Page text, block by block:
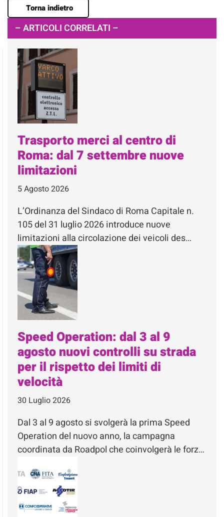
Torna indietro
– ARTICOLI CORRELATI –
Trasporto merci al centro di
Roma: dal 7 settembre nuove
limitazioni
5 Agosto 2026
L’Ordinanza del Sindaco di Roma Capitale n.
105 del 31 luglio 2026 introduce nuove
limitazioni alla circolazione dei veicoli des…
Speed Operation: dal 3 al 9
agosto nuovi controlli su strada
per il rispetto dei limiti di
velocità
30 Luglio 2026
Dal 3 al 9 agosto si svolgerà la prima Speed
Operation del nuovo anno, la campagna
coordinata da Roadpol che coinvolgerà le forz…